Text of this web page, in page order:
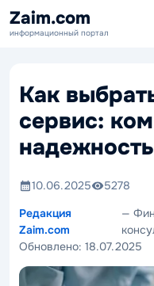
Zaim.com
информационный портал
Как
сервис:
10.06.2025
5278
Редакция
Zaim.com
—
Обновлено: 18.07.2025